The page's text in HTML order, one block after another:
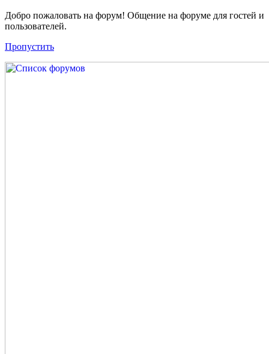
Добро пожаловать на форум! Общение на форуме для гостей и
пользователей.
Пропустить